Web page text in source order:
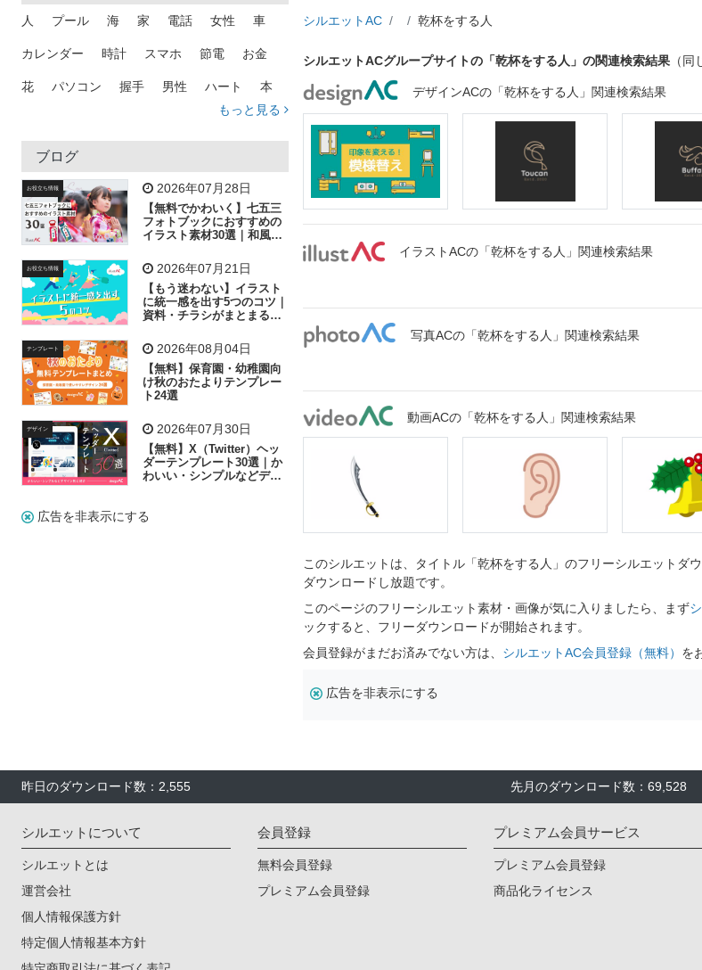
人 プール 海 家 電話 女性 車
カレンダー 時計 スマホ 節電 お金
花 パソコン 握手 男性 ハート 本
トラック 木
吹き出し
飛行機 グラフ ビル 魚 家族 書類
歩く 工場 会社 太陽 キラキラ
子供 作業員 相談 ピクトグラム
もっと見る
ブログ
お役立ち情報 2026年07月28日
【無料でかわいく】七五三
フォトブックにおすすめの
イラスト素材30選｜和風の
お役立ち情報 2026年07月21日
【もう迷わない】イラスト
に統一感を出す5つのコツ｜
資料・チラシがまとまるフ
テンプレート 2026年08月04日
【無料】保育園・幼稚園向
け秋のおたよりテンプレー
ト24選
デザイン 2026年07月30日
【無料】X（Twitter）ヘッ
ダーテンプレート30選｜か
わいい・シンプルなどデザ
広告を非表示にする
シルエットAC 乾杯をする人
シルエットACグループサイトの「乾杯をする人」の関連検索結果 （
デザインACの「乾杯をする人」関連検索結果
イラストACの「乾杯をする人」関連検索結果
写真ACの「乾杯をする人」関連検索結果
動画ACの「乾杯をする人」関連検索結果
このシルエットは、タイトル「乾杯をする人」のフリーシルエットダ
ダウンロードし放題です。
このページのフリーシルエット素材・画像が気に入りましたら、まず
ックすると、フリーダウンロードが開始されます。
会員登録がまだお済みでない方は、 シルエットAC会員登録（無料） を
広告を非表示にする
昨日のダウンロード数：2,555 先月のダウンロード数：69,528
シルエットについて
シルエットとは
運営会社
個人情報保護方針
特定個人情報基本方針
会員登録
無料会員登録
プレミアム会員登録
プレミアム会員サービス
プレミアム会員登録
商品化ライセンス